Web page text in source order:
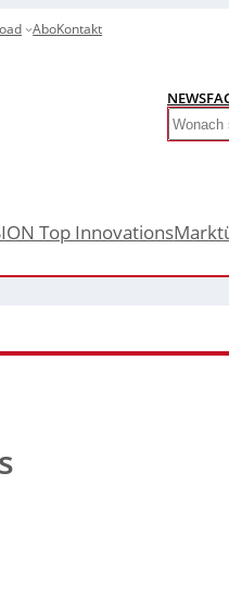
AboKontakt
NEWS
Search
Top Innovations